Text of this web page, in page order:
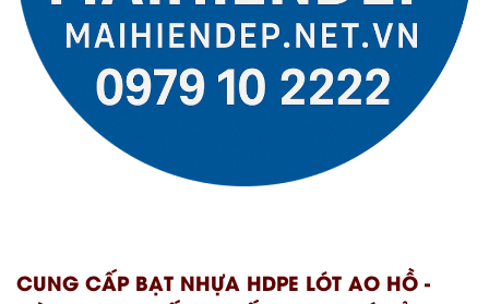
CUNG CẤP BẠT NHỰA HDPE LÓT AO HỒ -